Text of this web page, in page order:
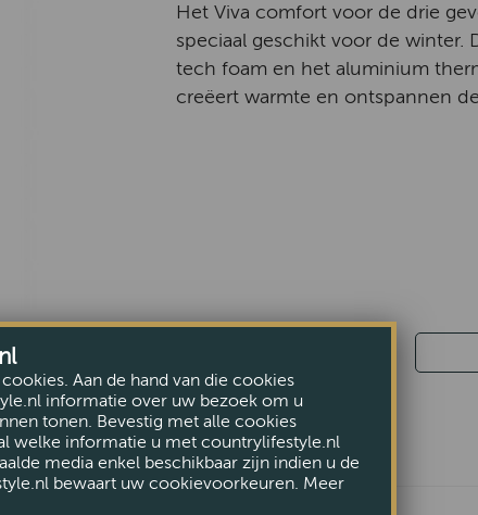
Het Viva comfort voor de drie
speciaal geschikt voor de winter.
tech foam en het aluminium
creëert warmte en ontspannen
Aan de hand van die cookies
informatie over uw bezoek om u
tonen. Bevestig met alle cookies
welke informatie u met countrylifestyle.nl
media enkel beschikbaar zijn indien u de
bewaart uw cookievoorkeuren. Meer